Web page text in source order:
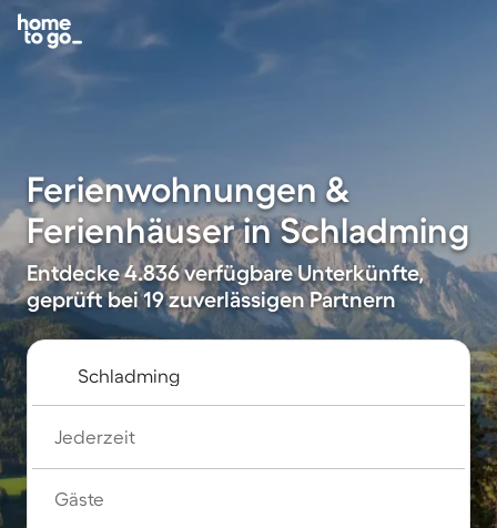
Ferienwohnungen &
Ferienhäuser in Schladming
Entdecke 4.836 verfügbare Unterkünfte,
geprüft bei 19 zuverlässigen Partnern
Jederzeit
Gäste